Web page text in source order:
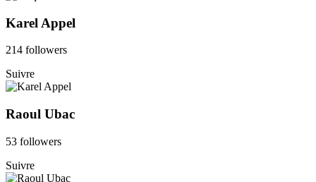
Karel Appel
214 followers
Suivre
Raoul Ubac
53 followers
Suivre